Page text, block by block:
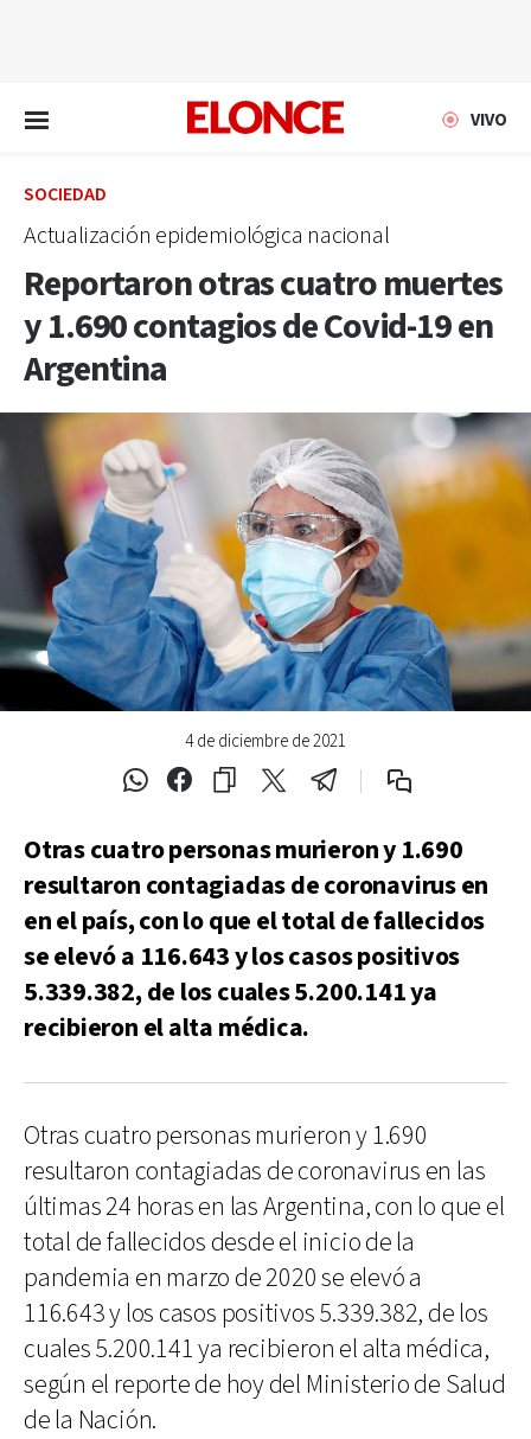
VIVO
SOCIEDAD
Actualización epidemiológica nacional
Reportaron otras cuatro muertes
y 1.690 contagios de Covid-19 en
Argentina
4 de diciembre de 2021
Otras cuatro personas murieron y 1.690
resultaron contagiadas de coronavirus en
en el país, con lo que el total de fallecidos
se elevó a 116.643 y los casos positivos
5.339.382, de los cuales 5.200.141 ya
recibieron el alta médica.
Otras cuatro personas murieron y 1.690
resultaron contagiadas de coronavirus en las
últimas 24 horas en las Argentina, con lo que el
total de fallecidos desde el inicio de la
pandemia en marzo de 2020 se elevó a
116.643 y los casos positivos 5.339.382, de los
cuales 5.200.141 ya recibieron el alta médica,
según el reporte de hoy del Ministerio de Salud
de la Nación.